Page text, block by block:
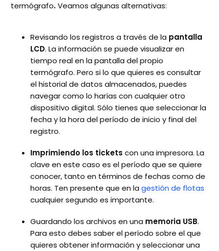
termógrafo.Veamos algunas alternativas:
Revisando los registros a través de la pantalla
LCD. La información se puede visualizar en
tiempo real en la pantalla del propio
termógrafo. Pero si lo que quieres es consultar
el historial de datos almacenados, puedes
navegar como lo harías con cualquier otro
dispositivo digital. Sólo tienes que seleccionar la
fecha y la hora del período de inicio y final del
registro.
Imprimiendo los tickets con una impresora. La
clave en este caso es el período que se quiere
conocer, tanto en términos de fechas como de
horas. Ten presente que en la gestión de flotas
cualquier segundo es importante.
Guardando los archivos en una memoria USB.
Para esto debes saber el período sobre el que
quieres obtener información y seleccionar una